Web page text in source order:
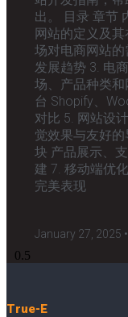
出。 目录 章节
网站的定义及
场对电商网站
发展趋势 3. 电
场、产品种类
台 Shopify、
对比 5. 网站设
觉效果与友好
块 产品展示、
建 7. 移动端优
完美表现
January 27, 2025
True-E